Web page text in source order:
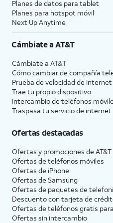
Planes de datos para tablet
Planes para hotspot móvil
Next Up Anytime
Cámbiate aAT&T
Cámbiate a AT&T
Cómo cambiar de compañía
Prueba de velocidad de Internet
Trae tu propio dispositivo
Intercambio de teléfonos
Traspasa tu servicio de internet
Ofertas destacadas
Ofertas y promociones de AT&T
Ofertas de teléfonos móviles
Ofertas de iPhone
Ofertas de Samsung
Ofertas de paquetes de
Descuento con tarjeta de
Ofertas de teléfonos gratis
Ofertas sin intercambio